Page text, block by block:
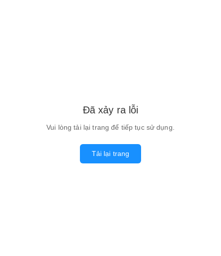
Đã xảy ra lỗi
Vui lòng tải lại trang để tiếp tục sử dụng.
Tải lại trang